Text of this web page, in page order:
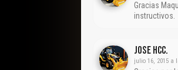
Gracias
instructivos.
Jose Hcc.
julio 16, 2015 a